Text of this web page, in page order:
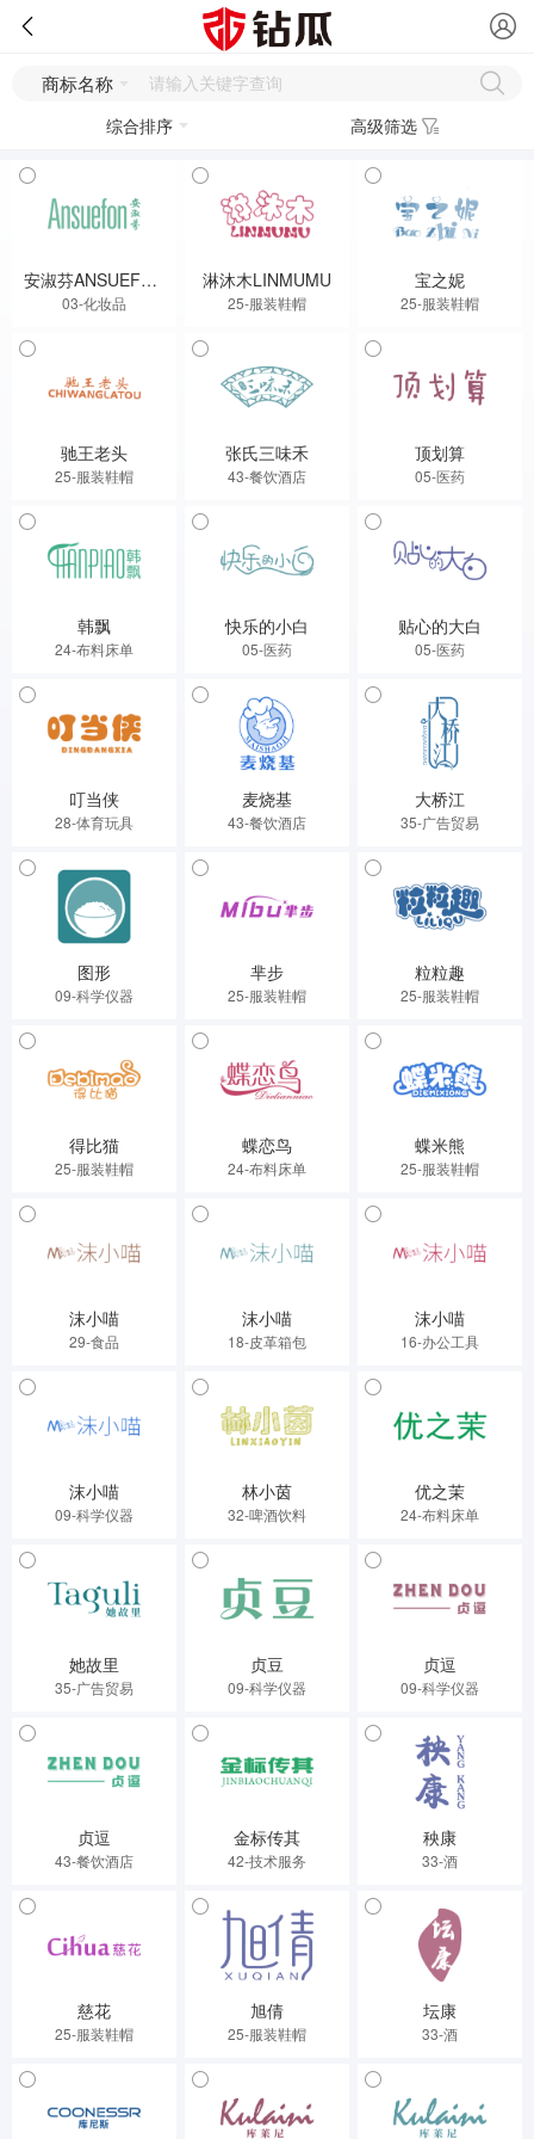
商标名称
综合排序 高级筛选
安淑芬ANSUEFON
03-化妆品
淋沐木LINMUMU
25-服装鞋帽
宝之妮
25-服装鞋帽
驰王老头
25-服装鞋帽
张氏三味禾
43-餐饮酒店
顶划算
05-医药
韩飘
24-布料床单
快乐的小白
05-医药
贴心的大白
05-医药
叮当侠
28-体育玩具
麦烧基
43-餐饮酒店
大桥江
35-广告贸易
图形
09-科学仪器
芈步
25-服装鞋帽
粒粒趣
25-服装鞋帽
得比猫
25-服装鞋帽
蝶恋鸟
24-布料床单
蝶米熊
25-服装鞋帽
沫小喵
29-食品
沫小喵
18-皮革箱包
沫小喵
16-办公工具
沫小喵
09-科学仪器
林小茵
32-啤酒饮料
优之茉
24-布料床单
她故里
35-广告贸易
贞豆
09-科学仪器
贞逗
09-科学仪器
贞逗
43-餐饮酒店
金标传其
42-技术服务
秧康
33-酒
慈花
25-服装鞋帽
旭倩
25-服装鞋帽
坛康
33-酒